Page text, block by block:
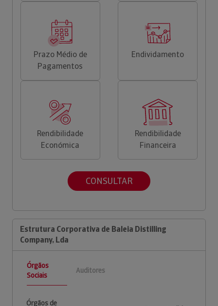
Prazo Médio de
Pagamentos
Endividamento
Rendibilidade
Económica
Rendibilidade
Financeira
CONSULTAR
Estrutura Corporativa de Baleia Distilling
Company, Lda
Órgãos
Sociais
Auditores
Órgãos de